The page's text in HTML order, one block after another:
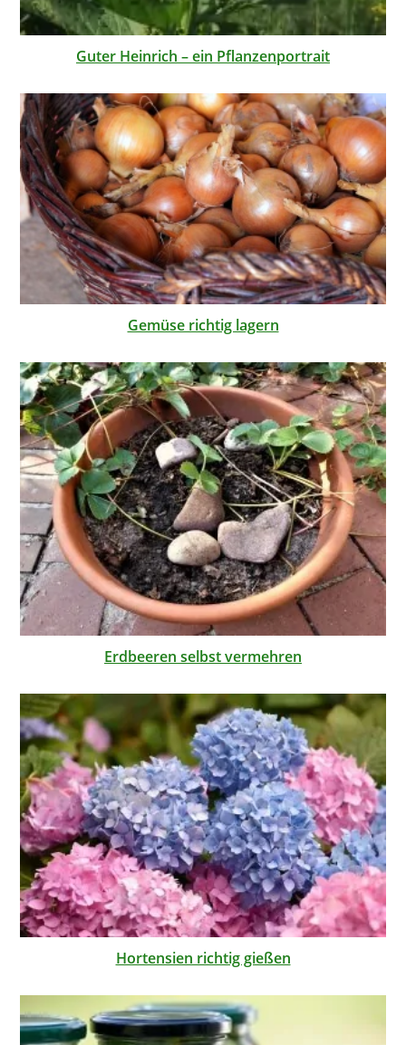
Guter Heinrich – ein Pflanzenportrait
Gemüse richtig lagern
Erdbeeren selbst vermehren
Hortensien richtig gießen